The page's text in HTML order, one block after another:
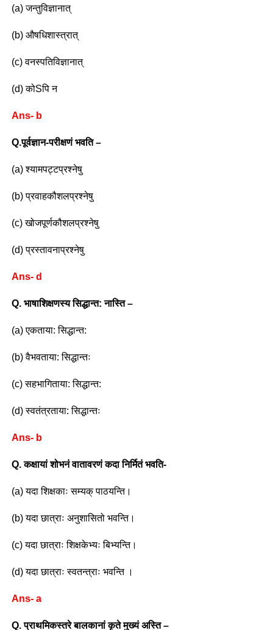
(a) जन्तुविज्ञानात्
(b) औषधिशास्त्रात्
(c) वनस्पतिविज्ञानात्
(d) कोSपि न
Ans- b
Q.पूर्वज्ञान-परीक्षणं भवति –
(a) श्यामपट्टप्रश्नेषु
(b) प्रवाहकौशलप्रश्नेषु
(c) खोजपूर्णकौशलप्रश्नेषु
(d) प्रस्तावनाप्रश्नेषु
Ans- d
Q. भाषाशिक्षणस्य सिद्धान्त: नास्ति –
(a) एकताया: सिद्धान्त:
(b) वैभवताया: सिद्धान्तः
(c) सहभागिताया: सिद्धान्त:
(d) स्वतंत्रताया: सिद्धान्तः
Ans- b
Q. कक्षायां शोभनं वातावरणं कदा निर्मितं भवति-
(a) यदा शिक्षकाः सम्यक् पाठयन्ति।
(b) यदा छात्राः अनुशासितो भवन्ति।
(c) यदा छात्राः शिक्षकेभ्यः बिभ्यन्ति।
(d) यदा छात्राः स्वतन्त्राः भवन्ति ।
Ans- a
Q. प्राथमिकस्तरे बालकानां कृते मुख्यं अस्ति –